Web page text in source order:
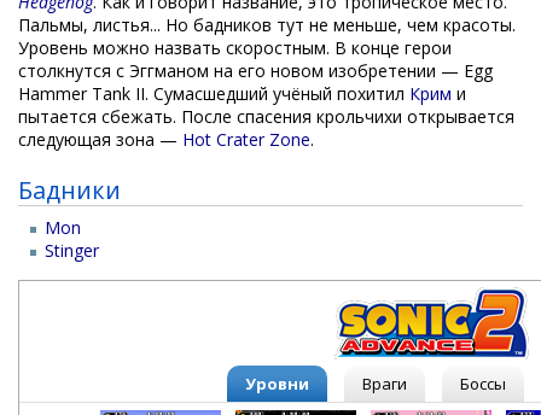
Пальмы, листья... Но бадников тут не меньше, чем красоты.
Уровень можно назвать скоростным. В конце герои
столкнутся с Эггманом на его новом изобретении — Egg
Hammer Tank II. Сумасшедший учёный похитил Крим и
пытается сбежать. После спасения крольчихи открывается
следующая зона — Hot Crater Zone.
Бадники
Mon
Stinger
Уровни Враги Боссы